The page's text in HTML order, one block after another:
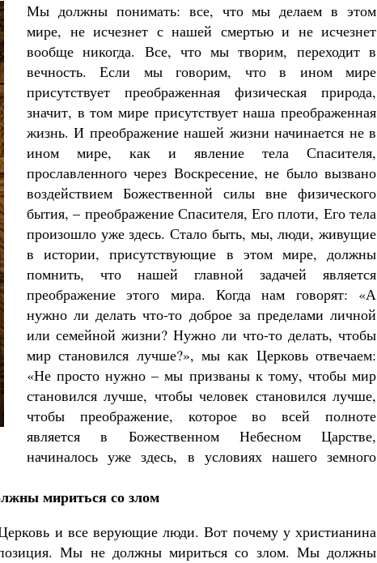
Мы должны понимать: все, что мы делаем в этом
мире, не исчезнет с нашей смертью и не исчезнет
вообще никогда. Все, что мы творим, переходит в
вечность. Если мы говорим, что в ином мире
присутствует преображенная физическая природа,
значит, в том мире присутствует наша преображенная
жизнь. И преображение нашей жизни начинается не в
ином мире, как и явление тела Спасителя,
прославленного через Воскресение, не было вызвано
воздействием Божественной силы вне физического
бытия, – преображение Спасителя, Его плоти, Его тела
произошло уже здесь. Стало быть, мы, люди, живущие
в истории, присутствующие в этом мире, должны
помнить, что нашей главной задачей является
преображение этого мира. Когда нам говорят: «А
нужно ли делать что-то доброе за пределами личной
или семейной жизни? Нужно ли что-то делать, чтобы
мир становился лучше?», мы как Церковь отвечаем:
«Не просто нужно – мы призваны к тому, чтобы мир
становился лучше, чтобы человек становился лучше,
чтобы преображение, которое во всей полноте
является в Божественном Небесном Царстве,
начиналось уже здесь, в условиях нашего земного
мириться со злом
и все верующие люди. Вот почему у христианина
позиция. Мы не должны мириться со злом. Мы должны